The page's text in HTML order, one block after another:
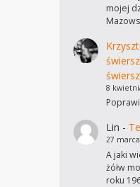
mojej
8
Lin -
27
A jaki
żółw
roku